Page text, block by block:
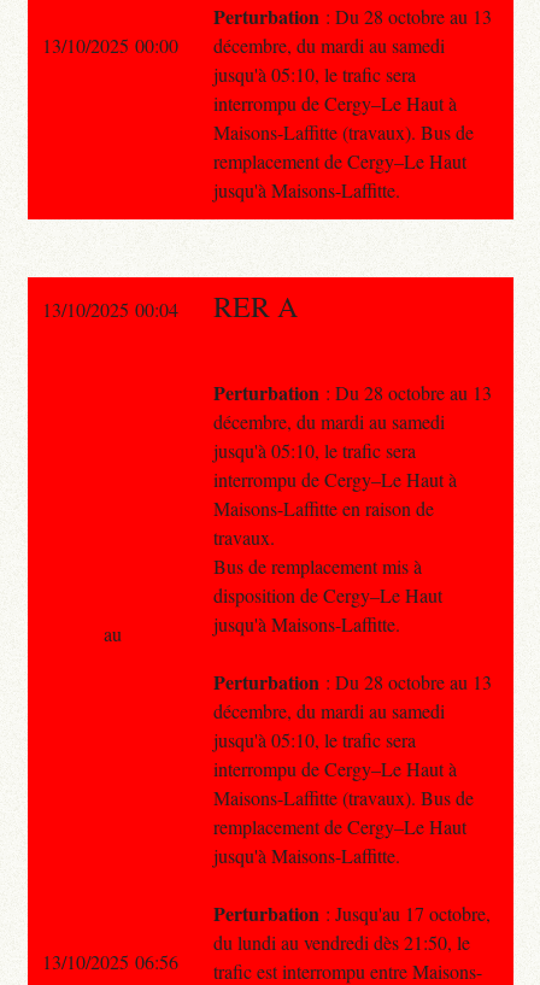
Perturbation : Du 28 octobre au 13
décembre, du mardi au samedi
jusqu'à 05:10, le trafic sera
interrompu de Cergy–Le Haut à
Maisons-Laffitte (travaux). Bus de
remplacement de Cergy–Le Haut
jusqu'à Maisons-Laffitte.
13/10/2025 00:00
13/10/2025 00:04 RER A
Perturbation : Du 28 octobre au 13
décembre, du mardi au samedi
jusqu'à 05:10, le trafic sera
interrompu de Cergy–Le Haut à
Maisons-Laffitte en raison de
travaux.
Bus de remplacement mis à
disposition de Cergy–Le Haut
jusqu'à Maisons-Laffitte.
Perturbation : Du 28 octobre au 13
décembre, du mardi au samedi
jusqu'à 05:10, le trafic sera
interrompu de Cergy–Le Haut à
Maisons-Laffitte (travaux). Bus de
remplacement de Cergy–Le Haut
jusqu'à Maisons-Laffitte.
Perturbation : Jusqu'au 17 octobre,
du lundi au vendredi dès 21:50, le
trafic est interrompu entre Maisons-
au
13/10/2025 06:56